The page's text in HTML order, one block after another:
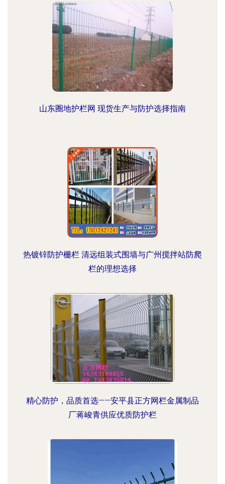
山东圈地护栏网 现货生产与防护选择指南
热镀锌防护栅栏 清远组装式围墙与广州搅拌站防爬
栏的理想选择
精心防护，品质首选——安平县正方网栏金属制品
厂蒋峻青供应优质防护栏